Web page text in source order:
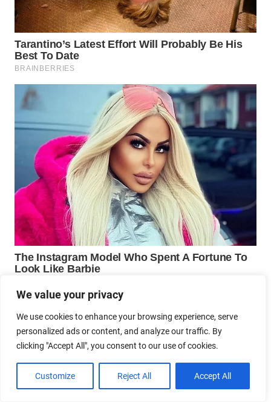
We value your privacy
We use cookies to enhance your browsing experience, serve
personalized ads or content, and analyze our traffic. By
clicking "Accept All", you consent to our use of cookies.
Customize Reject All Accept All